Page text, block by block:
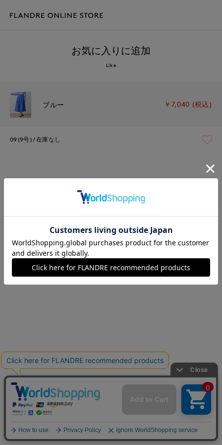
お気に入りに追加
Like
ブルー ￥7,040 (税込)
09(9号) 在庫なし